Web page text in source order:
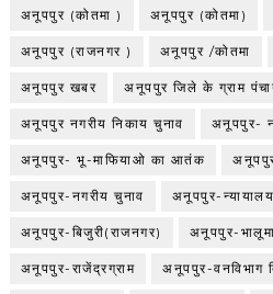
अनूपपुर (कोतमा ) अनूपपुर (कोतमा)
अनूपपुर (राजनगर ) अनूपपुर /कोतमा
अनूपपुर खबर अनूपपुर जिले के ग्राम
अनूपपुर नगरीय निकाय चुनाव अनूपपुर-
अनूपपुर- भू-माफियाओ का आतंक
अनूपपुर-नगरीय चुनाव अनूपपुर-न्यायालय
अनूपपुर-बिजुरी(राजनगर) अनूपपुर-
अनूपपुर-राजेंद्रग्राम अनूपपुर-वनविभाग